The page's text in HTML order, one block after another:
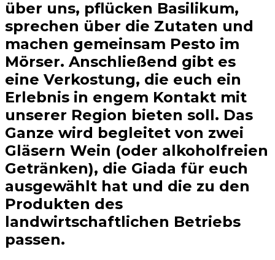
über uns, pflücken Basilikum,
sprechen über die Zutaten und
machen gemeinsam Pesto im
Mörser. Anschließend gibt es
eine Verkostung, die euch ein
Erlebnis in engem Kontakt mit
unserer Region bieten soll. Das
Ganze wird begleitet von zwei
Gläsern Wein (oder alkoholfreien
Getränken), die Giada für euch
ausgewählt hat und die zu den
Produkten des
landwirtschaftlichen Betriebs
passen.